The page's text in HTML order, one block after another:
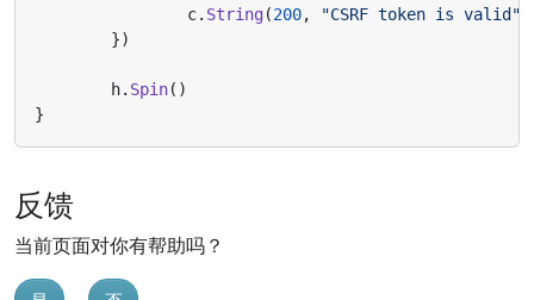
c. String(200, "CSRF token is valid"
})
h. Spin()
}
反馈
当前页面对你有帮助吗？